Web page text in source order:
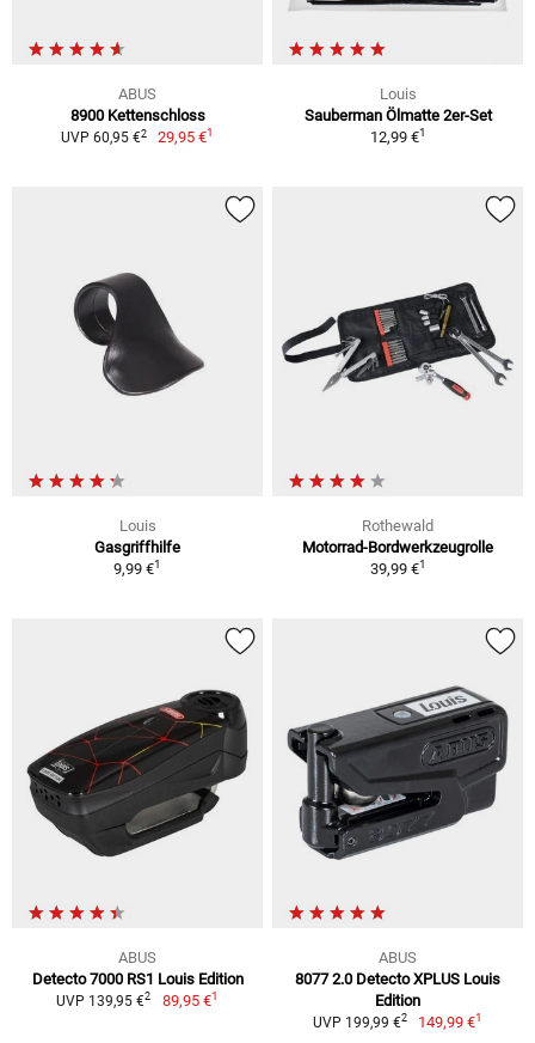
ABUS
8900 Kettenschloss
UVP 60,95 €2 29,95 €1
Louis
Sauberman Ölmatte 2er-Set
12,99 €1
Louis
Gasgriffhilfe
9,99 €1
Rothewald
Motorrad-Bordwerkzeugrolle
39,99 €1
ABUS
Detecto 7000 RS1 Louis Edition
UVP 139,95 €2 89,95 €1
ABUS
8077 2.0 Detecto XPLUS Louis
Edition
UVP 199,99 €2 149,99 €1